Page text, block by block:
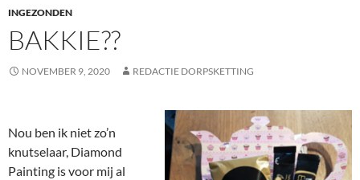
INGEZONDEN
BAKKIE??
NOVEMBER 9, 2020 REDACTIE DORPSKETTING
Nou ben ik niet zo’n
knutselaar, Diamond
Painting is voor mij al